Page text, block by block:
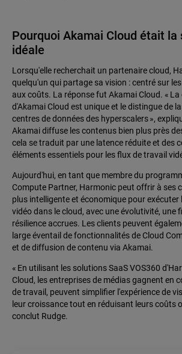
Pourquoi Akamai Cloud était la
idéale
Lorsqu'elle recherchait un partenaire cloud,
quelqu'un qui partage sa vision : centré sur
aux coûts. La réponse fut Akamai Cloud. «
d'Akamai Cloud est unique et le distingue de
centres de données des hyperscalers »,
Akamai diffuse les contenus bien plus près
cela se traduit par une latence réduite et des
éléments essentiels pour les flux de travail
Aujourd'hui, en tant que membre du
Compute Partner, Harmonic peut offrir à ses
plus intelligente et économique pour exécuter
vidéo dans le cloud, avec une évolutivité, une
résilience accrues. Les clients peuvent
large éventail de fonctionnalités de Cloud
et de diffusion de contenu via Akamai.
« En utilisant les solutions SaaS VOS360
Cloud, les entreprises de médias gagnent en
de travail, peuvent simplifier l'expérience de
leur croissance tout en réduisant leurs coûts
conclut Rudge.